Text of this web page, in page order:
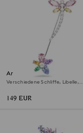
Ariana Grande x Swarovski
Brosche
Verschiedene Schliffe, Libelle,
149 EUR